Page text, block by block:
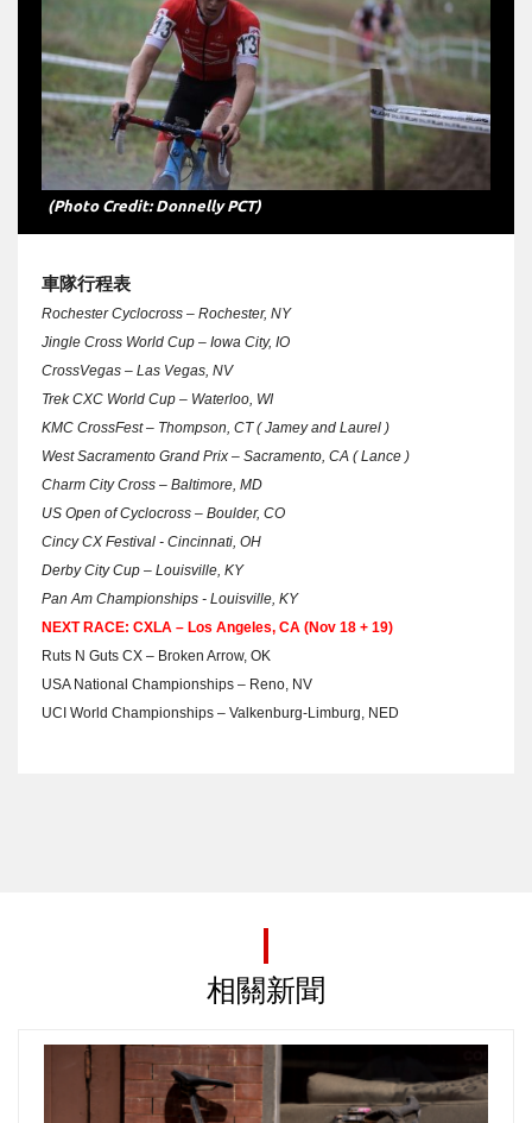
(Photo Credit: Donnelly PCT)
車隊行程表
Rochester Cyclocross – Rochester, NY
Jingle Cross World Cup – Iowa City, IO
CrossVegas – Las Vegas, NV
Trek CXC World Cup – Waterloo, WI
KMC CrossFest – Thompson, CT ( Jamey and Laurel )
West Sacramento Grand Prix – Sacramento, CA ( Lance )
Charm City Cross – Baltimore, MD
US Open of Cyclocross – Boulder, CO
Cincy CX Festival - Cincinnati, OH
Derby City Cup – Louisville, KY
Pan Am Championships - Louisville, KY
NEXT RACE: CXLA – Los Angeles, CA (Nov 18 + 19)
Ruts N Guts CX – Broken Arrow, OK
USA National Championships – Reno, NV
UCI World Championships – Valkenburg-Limburg, NED
相關新聞